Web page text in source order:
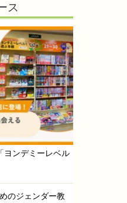
ス
ヨンデミーレベル
のジェンダー教